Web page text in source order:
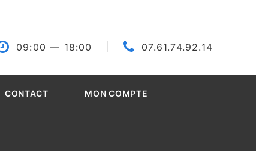
09:00 — 18:00 07.61.74.92.14
CONTACT MON COMPTE